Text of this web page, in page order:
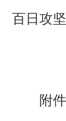
百日攻
附